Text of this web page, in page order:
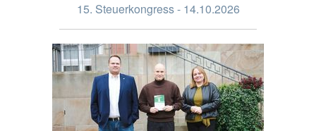
15. Steuerkongress - 14.10.2026